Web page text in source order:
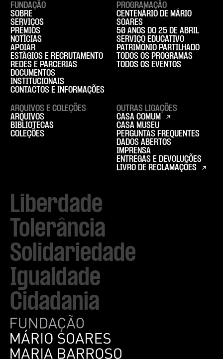
Liberdade
Tolerância
Solidariedade
Igualdade
Cidadania
FUNDAÇÃO
SOBRE
SERVIÇOS
PRÉMIOS
NOTÍCIAS
APOIAR
ESTÁGIOS E RECRUTAMENTO
REDES E PARCERIAS
DOCUMENTOS
INSTITUCIONAIS
CONTACTOS E INFORMAÇÕES
PROGRAMAÇÃO
CENTENÁRIO DE MÁRIO
SOARES
50 ANOS DO 25 DE ABRIL
SERVIÇO EDUCATIVO
PATRIMÓNIO PARTILHADO
TODOS OS PROGRAMAS
TODOS OS EVENTOS
ARQUIVOS E COLEÇÕES
ARQUIVOS
BIBLIOTECAS
COLEÇÕES
OUTRAS LIGAÇÕES
CASA COMUM
CASA MUSEU
PERGUNTAS FREQUENTES
DADOS ABERTOS
IMPRENSA
ENTREGAS E DEVOLUÇÕES
LIVRO DE RECLAMAÇÕES